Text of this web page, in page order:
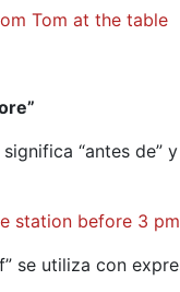
Tom at the table
significa “antes
station before 3 pm
se utiliza con